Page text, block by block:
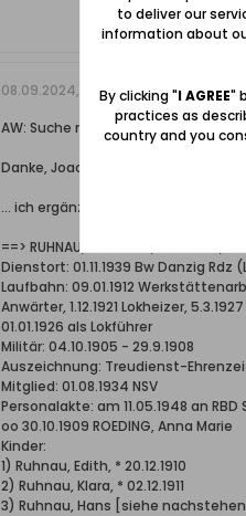
08.09.2024, 20:24
AW: Suche nach Vorfahren aus dem
Danke, Joachim!
... ich ergänze zur Familie:
==> RUHNAU, Hermann, Lokführer, *
Dienstort: 01.11.1939 Bw Danzig Rdz
Laufbahn: 09.01.1912
Anwärter, 1.12.1921 Lokheizer,
01.01.1926 als Lokführer
Militär: 04.10.1905 - 29.9.1908
Auszeichnung: Treudienst-
Mitglied: 01.08.1934 NSV
Personalakte: am 11.05.1948 an RBD
oo 30.10.1909 ROEDING, Anna Marie
Kinder:
1) Ruhnau, Edith, * 20.12.1910
2) Ruhnau, Klara, * 02.12.1911
3) Ruhnau, Hans [siehe
to deliver our
information about
By clicking "I AGREE"
practices as
country and you